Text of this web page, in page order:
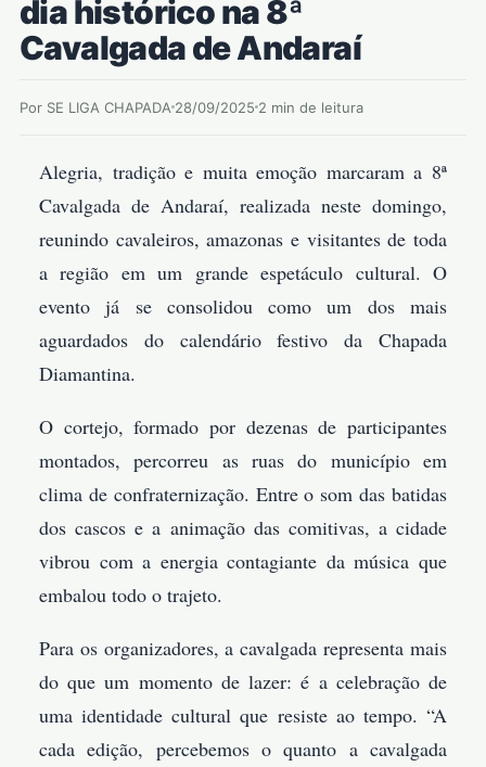
dia histórico na 8ª
Cavalgada de Andaraí
Por SE LIGA CHAPADA 28/09/2025 2 min de leitura
Alegria, tradição e muita emoção marcaram a 8ª
Cavalgada de Andaraí, realizada neste domingo,
reunindo cavaleiros, amazonas e visitantes de toda
a região em um grande espetáculo cultural. O
evento já se consolidou como um dos mais
aguardados do calendário festivo da Chapada
Diamantina.
O cortejo, formado por dezenas de participantes
montados, percorreu as ruas do município em
clima de confraternização. Entre o som das batidas
dos cascos e a animação das comitivas, a cidade
vibrou com a energia contagiante da música que
embalou todo o trajeto.
Para os organizadores, a cavalgada representa mais
do que um momento de lazer: é a celebração de
uma identidade cultural que resiste ao tempo. “A
cada edição, percebemos o quanto a cavalgada